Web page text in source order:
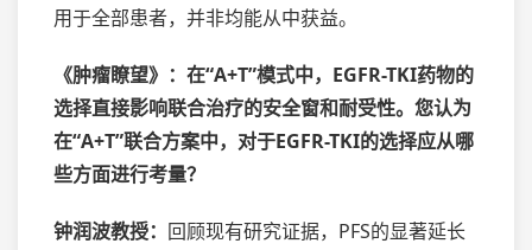
用于全部患者，并非均能从中获益。
《肿瘤瞭望》：在“A+T”模式中，EGFR-TKI药物的
选择直接影响联合治疗的安全窗和耐受性。您认为
在“A+T”联合方案中，对于EGFR-TKI的选择应从哪
些方面进行考量？
钟润波教授： 回顾现有研究证据，PFS的显著延长